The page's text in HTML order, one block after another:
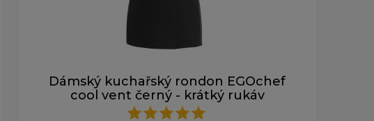
Dámský kuchařský rondon EGOchef
cool vent černý - krátký rukáv